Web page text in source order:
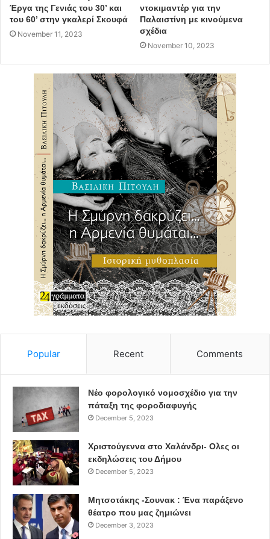
Έργα της Γενιάς του 30’ και
του 60’ στην γκαλερί Σκουφά
November 11, 2023
ντοκιμαντέρ για την
Παλαιστίνη με κινούμενα
σχέδια
November 10, 2023
Popular Recent Comments
Νέο φορολογικό νομοσχέδιο για την
πάταξη της φοροδιαφυγής
December 5, 2023
Χριστούγεννα στο Χαλάνδρι- Ολες οι
εκδηλώσεις του Δήμου
December 5, 2023
Μητσοτάκης -Σουνακ : Ένα παράξενο
θέατρο που μας ζημιώνει
December 3, 2023